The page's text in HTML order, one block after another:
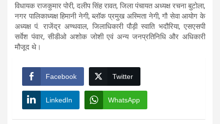
विधायक राजकुमार पोरी, दलीप सिंह रावत, जिला पंचायत अध्यक्ष रचना बुटोला,
नगर पालिकाध्यक्ष हिमानी नेगी, ब्लॉक प्रमुख अस्मिता नेगी, गौ सेवा आयोग के
अध्यक्ष पं. राजेंद्र अण्थवाल, जिलाधिकारी पौड़ी स्वाति भदौरिया, एसएसपी
सर्वेश पंवार, सीडीओ अशोक जोशी एवं अन्य जनप्रतिनिधि और अधिकारी
मौजूद थे।
Facebook Twitter
LinkedIn WhatsApp